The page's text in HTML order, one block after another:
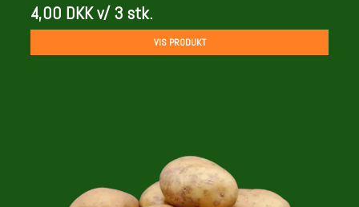
4,00 DKKv/ 3 stk.
VIS PRODUKT